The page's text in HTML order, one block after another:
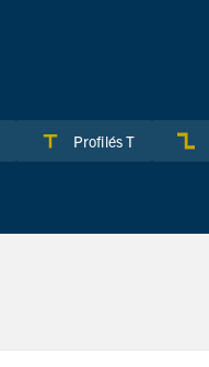
Profilés T